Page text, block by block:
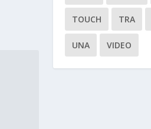
TOUCH TRA
UNA VIDEO